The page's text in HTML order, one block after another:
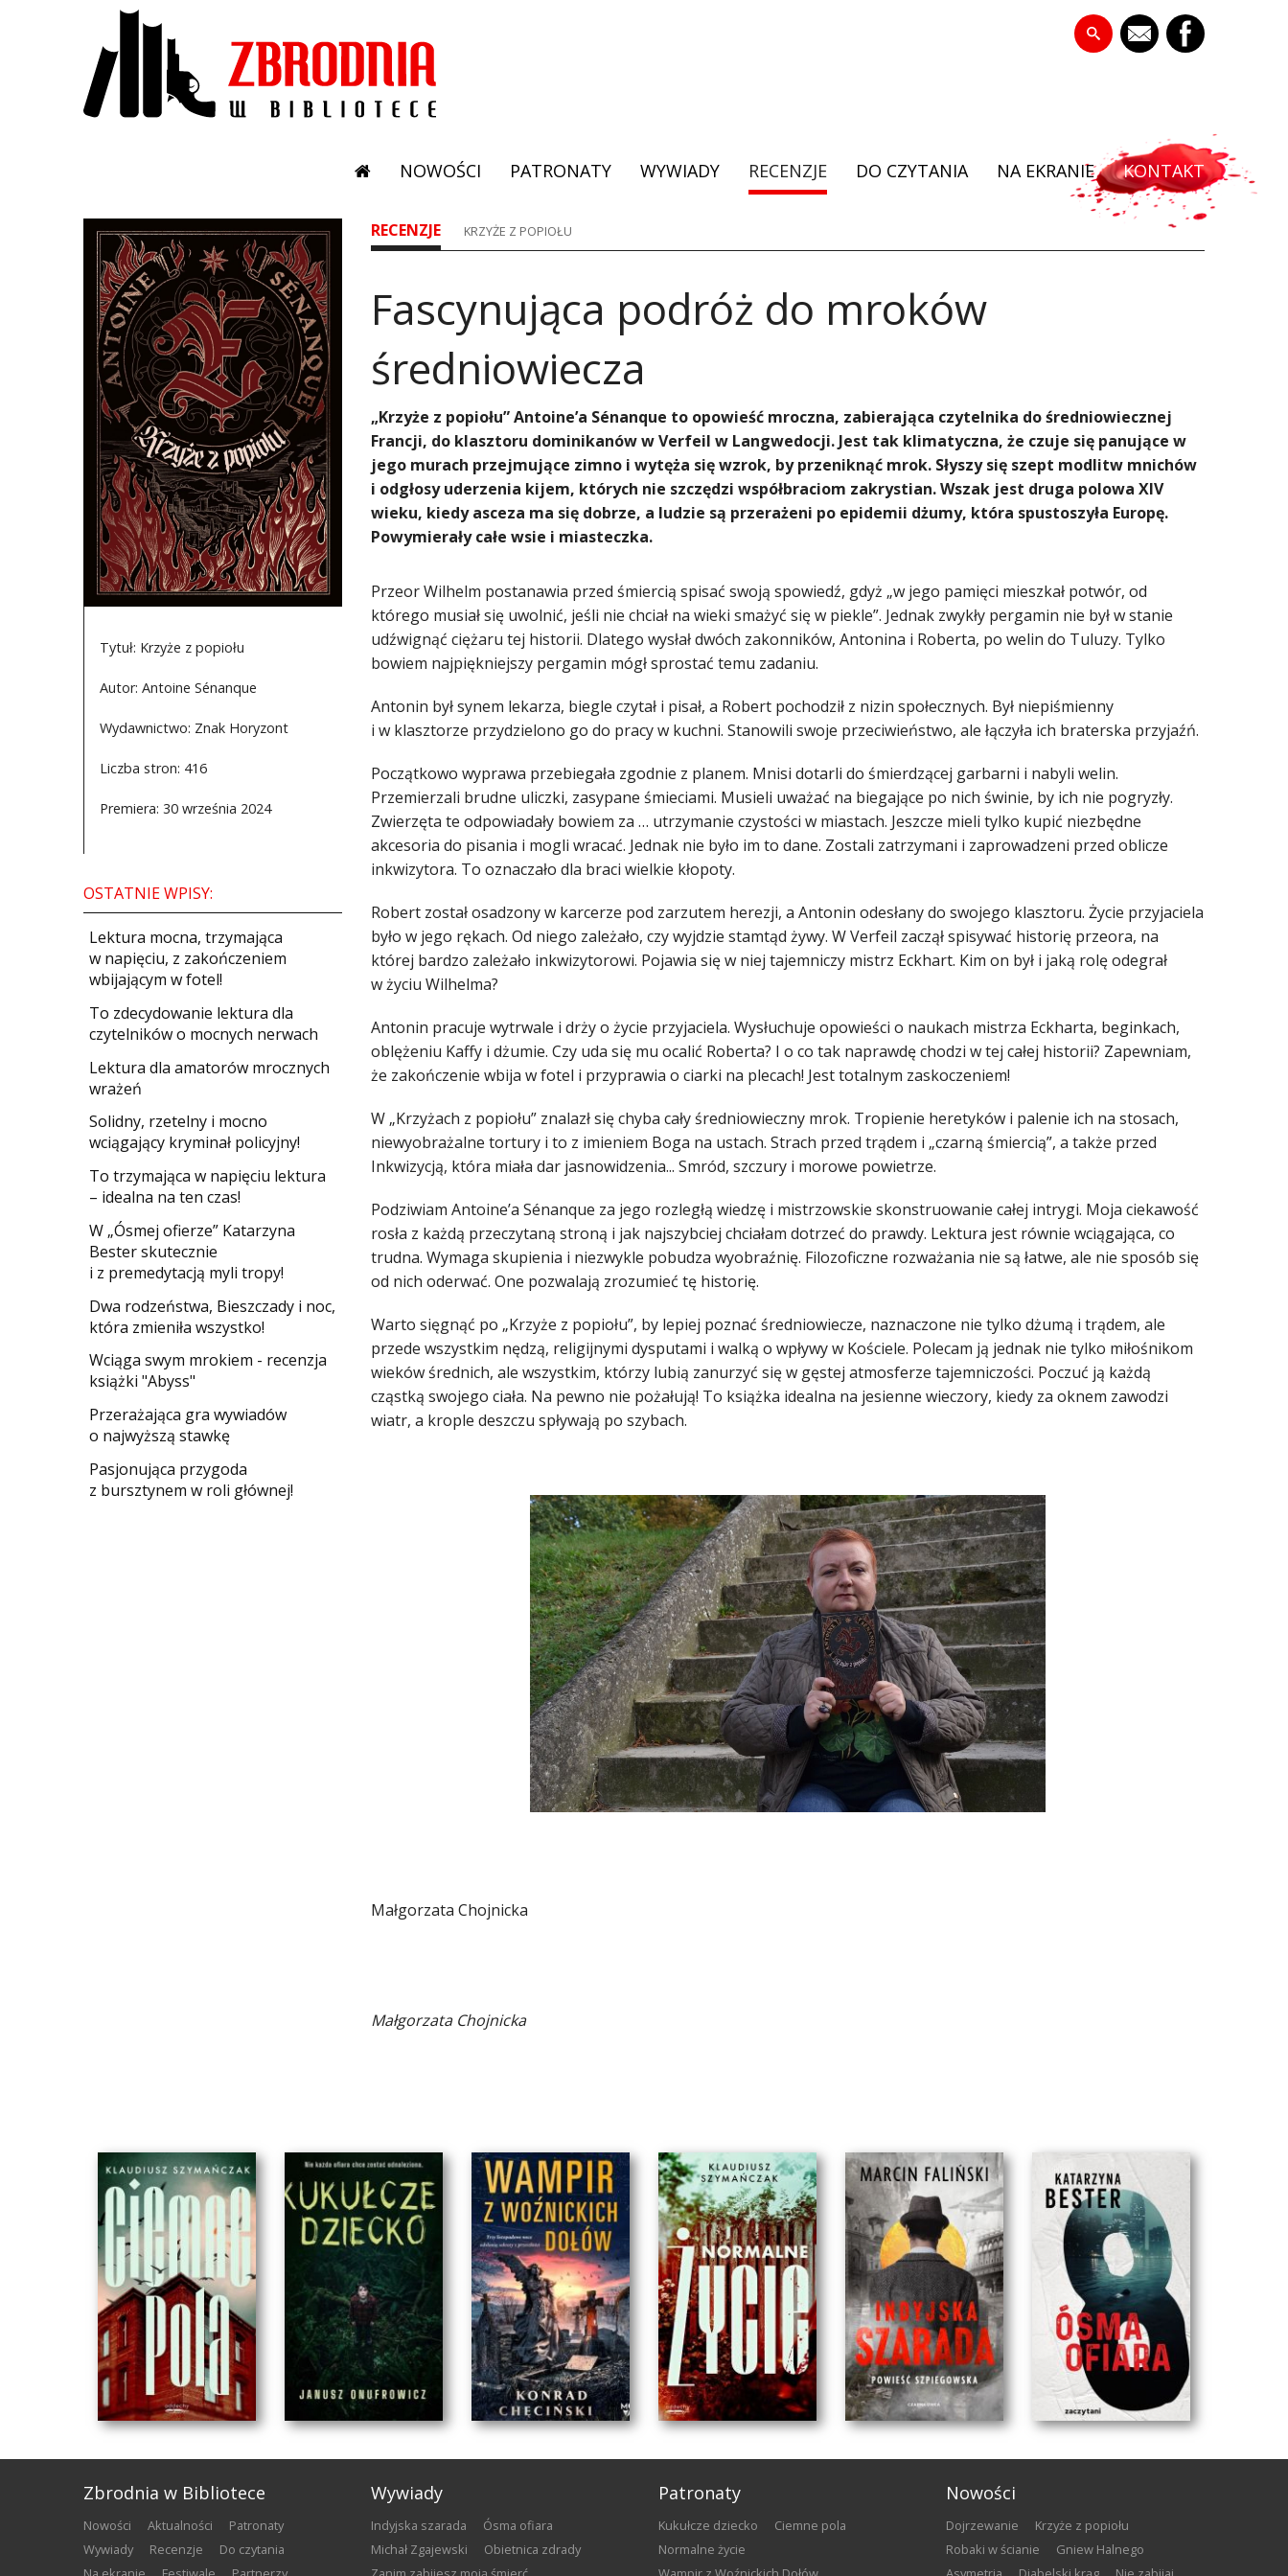
NOWOŚCI PATRONATY WYWIADY RECENZJE DO CZYTANIA NA EKRANIE KONTAKT
Tytuł: Krzyże z popiołu
Autor: Antoine Sénanque
Wydawnictwo: Znak Horyzont
Liczba stron: 416
Premiera: 30 września 2024
OSTATNIE WPISY:
​Lektura mocna, trzymająca
w napięciu, z zakończeniem
wbijającym w fotel!
​To zdecydowanie lektura dla
czytelników o mocnych nerwach
Lektura dla amatorów mrocznych
wrażeń
Solidny, rzetelny i mocno
wciągający kryminał policyjny!
​To trzymająca w napięciu lektura
– idealna na ten czas!
W „Ósmej ofierze” Katarzyna
Bester skutecznie
i z premedytacją myli tropy!
Dwa rodzeństwa, Bieszczady i noc,
która zmieniła wszystko!
Wciąga swym mrokiem - recenzja
książki "Abyss"
​Przerażająca gra wywiadów
o najwyższą stawkę
Pasjonująca przygoda
z bursztynem w roli głównej!
RECENZJE KRZYŻE Z POPIOŁU
​Fascynująca podróż do mroków
średniowiecza
„Krzyże z popiołu” Antoine’a Sénanque to opowieść mroczna, zabierająca czytelnika do średniowiecznej
Francji, do klasztoru dominikanów w Verfeil w Langwedocji. Jest tak klimatyczna, że czuje się panujące w
jego murach przejmujące zimno i wytęża się wzrok, by przeniknąć mrok. Słyszy się szept modlitw mnichów
i odgłosy uderzenia kijem, których nie szczędzi współbraciom zakrystian. Wszak jest druga polowa XIV
wieku, kiedy asceza ma się dobrze, a ludzie są przerażeni po epidemii dżumy, która spustoszyła Europę.
Powymierały całe wsie i miasteczka.
Przeor Wilhelm postanawia przed śmiercią spisać swoją spowiedź, gdyż „w jego pamięci mieszkał potwór, od
którego musiał się uwolnić, jeśli nie chciał na wieki smażyć się w piekle”. Jednak zwykły pergamin nie był w stanie
udźwignąć ciężaru tej historii. Dlatego wysłał dwóch zakonników, Antonina i Roberta, po welin do Tuluzy. Tylko
bowiem najpiękniejszy pergamin mógł sprostać temu zadaniu.
Antonin był synem lekarza, biegle czytał i pisał, a Robert pochodził z nizin społecznych. Był niepiśmienny
i w klasztorze przydzielono go do pracy w kuchni. Stanowili swoje przeciwieństwo, ale łączyła ich braterska przyjaźń.
Początkowo wyprawa przebiegała zgodnie z planem. Mnisi dotarli do śmierdzącej garbarni i nabyli welin.
Przemierzali brudne uliczki, zasypane śmieciami. Musieli uważać na biegające po nich świnie, by ich nie pogryzły.
Zwierzęta te odpowiadały bowiem za … utrzymanie czystości w miastach. Jeszcze mieli tylko kupić niezbędne
akcesoria do pisania i mogli wracać. Jednak nie było im to dane. Zostali zatrzymani i zaprowadzeni przed oblicze
inkwizytora. To oznaczało dla braci wielkie kłopoty.
Robert został osadzony w karcerze pod zarzutem herezji, a Antonin odesłany do swojego klasztoru. Życie przyjaciela
było w jego rękach. Od niego zależało, czy wyjdzie stamtąd żywy. W Verfeil zaczął spisywać historię przeora, na
której bardzo zależało inkwizytorowi. Pojawia się w niej tajemniczy mistrz Eckhart. Kim on był i jaką rolę odegrał
w życiu Wilhelma?
Antonin pracuje wytrwale i drży o życie przyjaciela. Wysłuchuje opowieści o naukach mistrza Eckharta, beginkach,
oblężeniu Kaffy i dżumie. Czy uda się mu ocalić Roberta? I o co tak naprawdę chodzi w tej całej historii? Zapewniam,
że zakończenie wbija w fotel i przyprawia o ciarki na plecach! Jest totalnym zaskoczeniem!
W „Krzyżach z popiołu” znalazł się chyba cały średniowieczny mrok. Tropienie heretyków i palenie ich na stosach,
niewyobrażalne tortury i to z imieniem Boga na ustach. Strach przed trądem i „czarną śmiercią”, a także przed
Inkwizycją, która miała dar jasnowidzenia... Smród, szczury i morowe powietrze.
Podziwiam Antoine’a Sénanque za jego rozległą wiedzę i mistrzowskie skonstruowanie całej intrygi. Moja ciekawość
rosła z każdą przeczytaną stroną i jak najszybciej chciałam dotrzeć do prawdy. Lektura jest równie wciągająca, co
trudna. Wymaga skupienia i niezwykle pobudza wyobraźnię. Filozoficzne rozważania nie są łatwe, ale nie sposób się
od nich oderwać. One pozwalają zrozumieć tę historię.
Warto sięgnąć po „Krzyże z popiołu”, by lepiej poznać średniowiecze, naznaczone nie tylko dżumą i trądem, ale
przede wszystkim nędzą, religijnymi dysputami i walką o wpływy w Kościele. Polecam ją jednak nie tylko miłośnikom
wieków średnich, ale wszystkim, którzy lubią zanurzyć się w gęstej atmosferze tajemniczości. Poczuć ją każdą
cząstką swojego ciała. Na pewno nie pożałują! To książka idealna na jesienne wieczory, kiedy za oknem zawodzi
wiatr, a krople deszczu spływają po szybach.
Małgorzata Chojnicka
Małgorzata Chojnicka
Zbrodnia w Bibliotece
nowości aktualności
patronaty
wywiady
recenzje
do czytania
Wywiady
Indyjska szarada
Ósma ofiara
Michał Zgajewski
Obietnica zdrady
Patronaty
Kukułcze dziecko
Ciemne pola
Normalne życie
Nowości
Dojrzewanie
Krzyże z popiołu
Robaki w ścianie
Gniew Halnego